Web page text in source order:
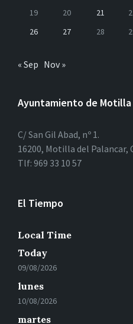
19
20 21
26
27 28
« Sep Nov »
Ayuntamiento de Motilla
C/ San Gil Abad, nº 1.
16200, Motilla del Palancar,
Tlf: 969 33 10 57
El Tiempo
Local Time
Today
09/08/2026
lunes
10/08/2026
martes